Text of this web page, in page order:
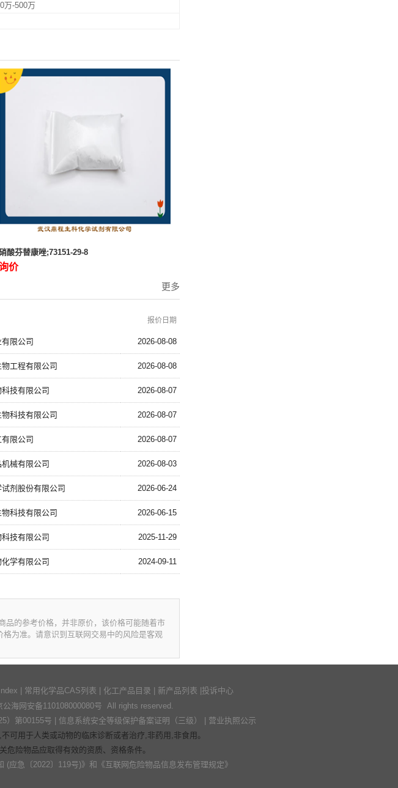
万-500万
酸芬替康唑;73151-29-8
价
更多
报价日期
限公司 2026-08-08
工程有限公司 2026-08-08
技有限公司 2026-08-07
科技有限公司 2026-08-07
限公司 2026-08-07
械有限公司 2026-08-03
剂股份有限公司 2026-06-24
科技有限公司 2026-06-15
科技有限公司 2025-11-29
化学有限公司 2024-09-11
品的参考价格，并非原价，该价格可能随着市
为准。请意识到互联网交易中的风险是客观
常用化学品CAS列表 化工产品目录 新产品列表 投诉中心
公海网安备110108000080号 All rights reserved.
）第00155号 | 信息系统安全等级保护备案证明（三级）
营业执照公示
可用于人类或动物的临床诊断或者治疗,非药用,非食用。
危险物品应取得有效的资质、资格条件。
(应急〔2022〕119号)》 和 《互联网危险物品信息发布管理规定》